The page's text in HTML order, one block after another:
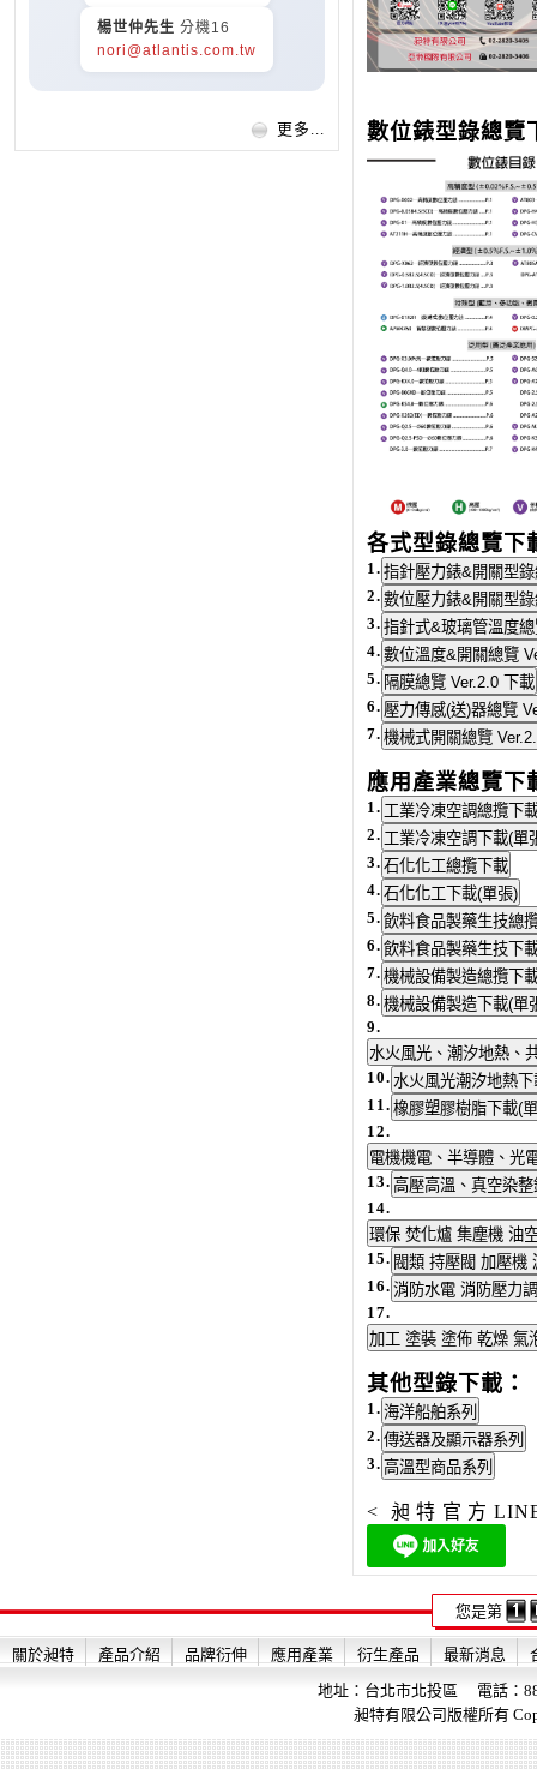
楊世仲先生 分機16
nori@atlantis.com.tw
更多... 數位錶型錄總覽
各式型錄總覽下
1.
2.
3.
4.
5.
6.
7.
應用產業總覽下
1.
2.
3.
4.
5.
6.
7.
8.
9.
10.
11.
12.
13.
14.
15.
16.
17.
其他型錄下載：
1.
2.
3.
< 昶特官方
您是第
關於昶特 產品介紹 品牌衍伸 應用產業 衍生產品 最新消息
地址：台北市北投區 電話：
昶特有限公司版權所有